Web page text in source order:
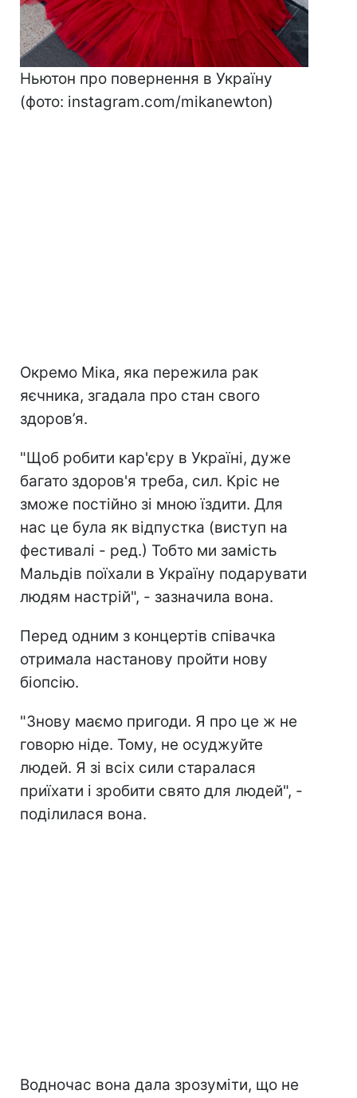
Ньютон про повернення в Україну
(фото: instagram.com/mikanewton)
Окремо Міка, яка пережила рак
яєчника, згадала про стан свого
здоров’я.
"Щоб робити кар'єру в Україні, дуже
багато здоров'я треба, сил. Кріс не
зможе постійно зі мною їздити. Для
нас це була як відпустка (виступ на
фестивалі - ред.) Тобто ми замість
Мальдів поїхали в Україну подарувати
людям настрій", - зазначила вона.
Перед одним з концертів співачка
отримала настанову пройти нову
біопсію.
"Знову маємо пригоди. Я про це ж не
говорю ніде. Тому, не осуджуйте
людей. Я зі всіх сили старалася
приїхати і зробити свято для людей", -
поділилася вона.
Водночас вона дала зрозуміти, що не